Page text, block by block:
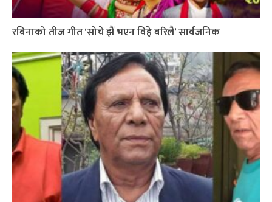
रबिनाको तीज गीत ‘सोचे झैं भएन विहे बरिलै’ सार्वजनिक